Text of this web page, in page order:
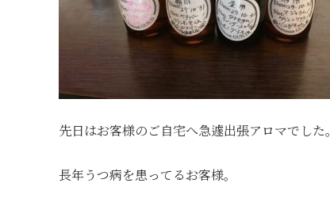
先日はお客様のご自宅へ急遽出張アロマでした。
長年うつ病を患ってるお客様。